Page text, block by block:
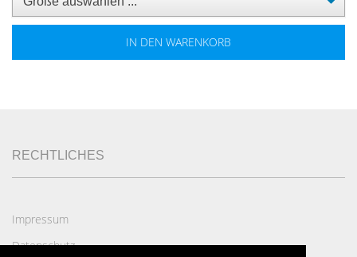
IN DEN WARENKORB
RECHTLICHES
Impressum
Datenschutz